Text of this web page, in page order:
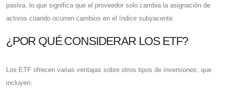
pasiva, lo que significa que el proveedor solo cambia la asignación de
activos cuando ocurren cambios en el índice subyacente.
¿POR QUÉ CONSIDERAR LOS ETF?
Los ETF ofrecen varias ventajas sobre otros tipos de inversiones, que
incluyen: